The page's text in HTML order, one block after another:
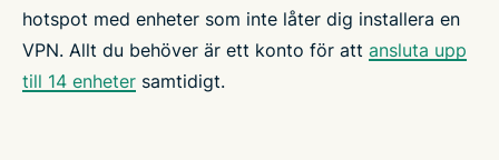
hotspot med enheter som inte låter dig installera en
VPN. Allt du behöver är ett konto för att ansluta upp
till 14 enheter samtidigt.